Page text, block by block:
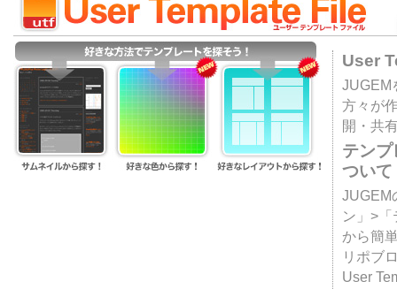
User
JUGEM
方々が
開・共
テン
ついて
JUGEM
ン」>
から簡
リポブ
User